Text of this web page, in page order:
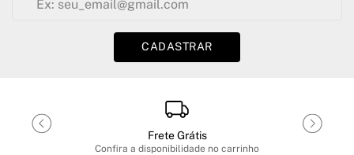
CADASTRAR
Frete Grátis
Confira a disponibilidade no carrinho